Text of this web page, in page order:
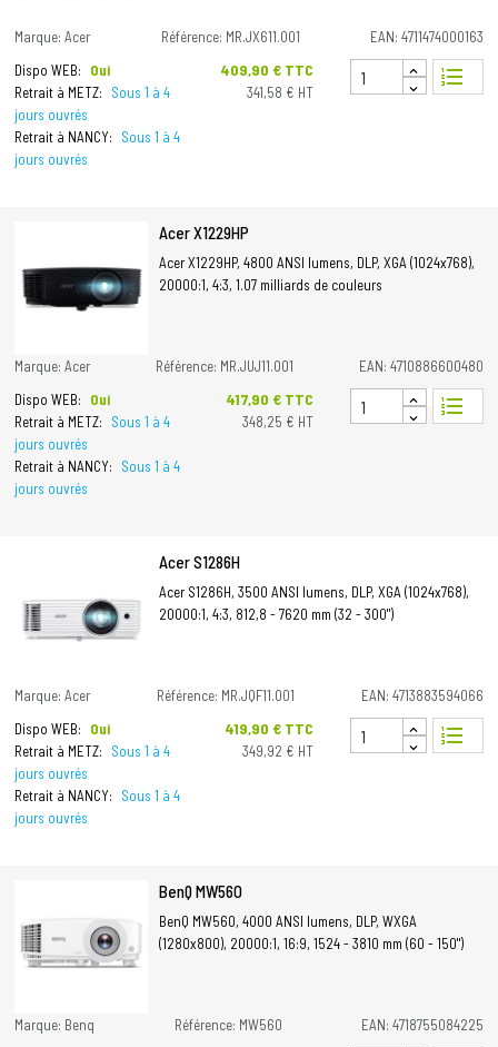
Marque: Acer Référence: MR.JX611.001
EAN: 4711474000163
Dispo WEB:
Oui
Retrait à METZ:
Sous 1 à 4
jours ouvrés
Retrait à NANCY:
Sous 1 à 4
jours ouvrés
Prix
409,90 € TTC
341,58 € HT
format_list_numbered
Acer X1229HP
Acer X1229HP, 4800 ANSI lumens, DLP, XGA (1024x768),
20000:1, 4:3, 1.07 milliards de couleurs
Marque: Acer Référence: MR.JUJ11.001
EAN: 4710886600480
Dispo WEB:
Oui
Retrait à METZ:
Sous 1 à 4
jours ouvrés
Retrait à NANCY:
Sous 1 à 4
jours ouvrés
Prix
417,90 € TTC
348,25 € HT
format_list_numbered
Acer S1286H
Acer S1286H, 3500 ANSI lumens, DLP, XGA (1024x768),
20000:1, 4:3, 812,8 - 7620 mm (32 - 300")
Marque: Acer Référence: MR.JQF11.001
EAN: 4713883594066
Dispo WEB:
Oui
Retrait à METZ:
Sous 1 à 4
jours ouvrés
Retrait à NANCY:
Sous 1 à 4
jours ouvrés
Prix
419,90 € TTC
349,92 € HT
format_list_numbered
BenQ MW560
BenQ MW560, 4000 ANSI lumens, DLP, WXGA
(1280x800), 20000:1, 16:9, 1524 - 3810 mm (60 - 150")
Marque: Benq Référence: MW560
EAN: 4718755084225